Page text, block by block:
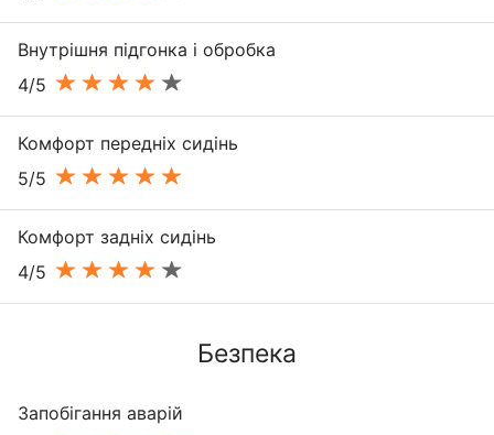
Внутрішня підгонка і обробка
4/5
Комфорт передніх сидінь
5/5
Комфорт задніх сидінь
4/5
Безпека
Запобігання аварій